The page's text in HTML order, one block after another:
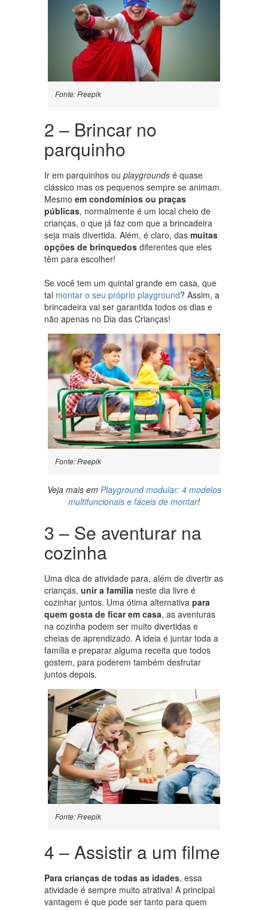
Fonte: Freepik
2 – Brincar no
parquinho
Ir em parquinhos ou playgrounds é quase
clássico mas os pequenos sempre se animam.
Mesmo em condomínios ou praças
públicas, normalmente é um local cheio de
crianças, o que já faz com que a brincadeira
seja mais divertida. Além, é claro, das muitas
opções de brinquedos diferentes que eles
têm para escolher!
Se você tem um quintal grande em casa, que
tal montar o seu próprio playground? Assim, a
brincadeira vai ser garantida todos os dias e
não apenas no Dia das Crianças!
Fonte: Freepik
Veja mais em Playground modular: 4 modelos
multifuncionais e fáceis de montar!
3 – Se aventurar na
cozinha
Uma dica de atividade para, além de divertir as
crianças, unir a família neste dia livre é
cozinhar juntos. Uma ótima alternativa para
quem gosta de ficar em casa, as aventuras
na cozinha podem ser muito divertidas e
cheias de aprendizado. A ideia é juntar toda a
família e preparar alguma receita que todos
gostem, para poderem também desfrutar
juntos depois.
Fonte: Freepik
4 – Assistir a um filme
Para crianças de todas as idades, essa
atividade é sempre muito atrativa! A principal
vantagem é que pode ser tanto para quem